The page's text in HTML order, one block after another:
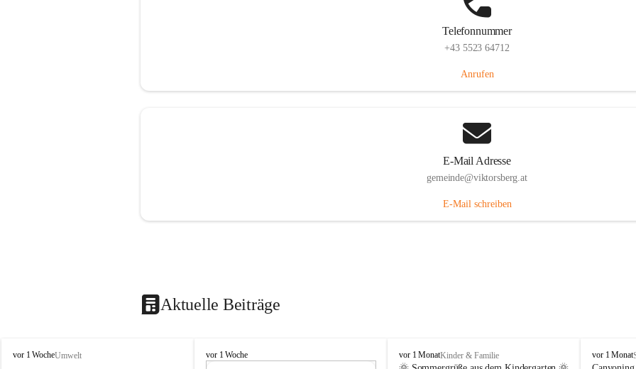
Telefonnummer
+43 5523 64712
Anrufen
E-Mail Adresse
gemeinde@viktorsberg.at
E-Mail schreiben
Aktuelle Beiträge
V
vor 1 WocheUmwelt
V
vor 1 Woche
V
vor 1 MonatKinder & Familie
V
vor 1 Monat